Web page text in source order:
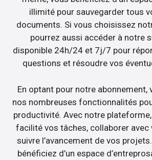
illimité pour sauvegarder tous
documents. Si vous choisissez
pourrez aussi accéder à notre
disponible 24h/24 et 7j/7 pour
questions et résoudre vos
En optant pour notre abonnement,
nos nombreuses fonctionnalités
productivité. Avec notre
facilité vos tâches, collaborer avec
suivre l’avancement de vos
bénéficiez d’un espace